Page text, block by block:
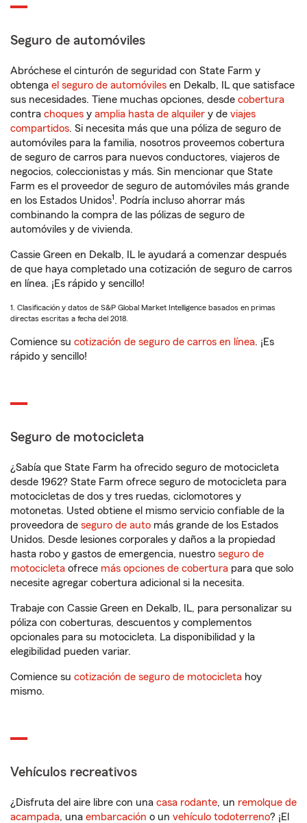
Seguro de automóviles
Abróchese el cinturón de seguridad con State Farm y
obtenga el seguro de automóviles en Dekalb, IL que satisface
sus necesidades. Tiene muchas opciones, desde cobertura
contra choques y amplia hasta de alquiler y de viajes
compartidos. Si necesita más que una póliza de seguro de
automóviles para la familia, nosotros proveemos cobertura
de seguro de carros para nuevos conductores, viajeros de
negocios, coleccionistas y más. Sin mencionar que State
Farm es el proveedor de seguro de automóviles más grande
en los Estados Unidos1. Podría incluso ahorrar más
combinando la compra de las pólizas de seguro de
automóviles y de vivienda.
Cassie Green en Dekalb, IL le ayudará a comenzar después
de que haya completado una cotización de seguro de carros
en línea. ¡Es rápido y sencillo!
1. Clasificación y datos de S&P Global Market Intelligence basados en primas
directas escritas a fecha del 2018.
Comience su cotización de seguro de carros en línea. ¡Es
rápido y sencillo!
Seguro de motocicleta
¿Sabía que State Farm ha ofrecido seguro de motocicleta
desde 1962? State Farm ofrece seguro de motocicleta para
motocicletas de dos y tres ruedas, ciclomotores y
motonetas. Usted obtiene el mismo servicio confiable de la
proveedora de seguro de auto más grande de los Estados
Unidos. Desde lesiones corporales y daños a la propiedad
hasta robo y gastos de emergencia, nuestro seguro de
motocicleta ofrece más opciones de cobertura para que solo
necesite agregar cobertura adicional si la necesita.
Trabaje con Cassie Green en Dekalb, IL, para personalizar su
póliza con coberturas, descuentos y complementos
opcionales para su motocicleta. La disponibilidad y la
elegibilidad pueden variar.
Comience su cotización de seguro de motocicleta hoy
mismo.
Vehículos recreativos
¿Disfruta del aire libre con una casa rodante, un remolque de
acampada, una embarcación o un vehículo todoterreno? ¡El